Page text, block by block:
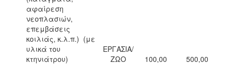
αφαίρεση
νεοπλασιών,
επεμβάσεις
κοιλιάς, κ.λ.π.) (με
υλικά του
κτηνιάτρου)
ΕΡΓΑΣΙΑ/
ΖΩΟ
100,00
500,00